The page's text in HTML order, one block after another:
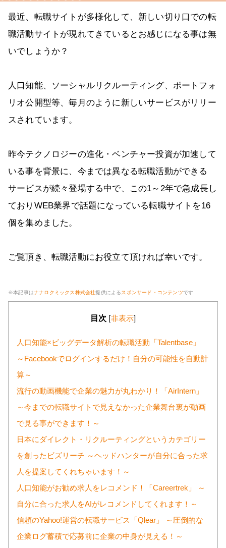
最近、転職サイトが多様化して、新しい切り口での転
職活動サイトが現れてきているとお感じになる事は無
いでしょうか？
人口知能、ソーシャルリクルーティング、ポートフォ
リオ公開型等、毎月のように新しいサービスがリリー
スされています。
昨今テクノロジーの進化・ベンチャー投資が加速して
いる事を背景に、今までは異なる転職活動ができる
サービスが続々登場する中で、この1～2年で急成長し
ておりWEB業界で話題になっている転職サイトを16
個を集めました。
ご覧頂き、転職活動にお役立て頂ければ幸いです。
※本記事はナナロクミックス株式会社提供によるスポンサード・コンテンツです
目次 [非表示]
人口知能×ビッグデータ解析の転職活動「Talentbase」
～Facebookでログインするだけ！自分の可能性を自動計
算～
流行の動画機能で企業の魅力が丸わかり！「AirIntern」
～今までの転職サイトで見えなかった企業舞台裏が動画
で見る事ができます！～
日本にダイレクト・リクルーティングというカテゴリー
を創ったビズリーチ ～ヘッドハンターが自分に合った求
人を提案してくれちゃいます！～
人口知能がお勧め求人をレコメンド！「Careertrek」 ～
自分に合った求人をAIがレコメンドしてくれます！～
信頼のYahoo!運営の転職サービス「Qlear」 ～圧倒的な
企業ログ蓄積で応募前に企業の中身が見える！～